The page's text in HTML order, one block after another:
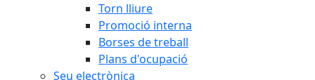
Torn lliure
Promoció interna
Borses de treball
Plans d'ocupació
Seu electrònica